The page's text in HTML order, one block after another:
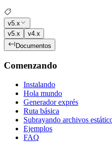
v5.x
v5.x
v4.x
Documentos
Comenzando
Instalando
Hola mundo
Generador exprés
Ruta básica
Subrayando archivos
Ejemplos
FAQ